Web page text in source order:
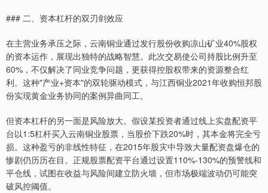
### 二、资本杠杆的双刃剑效应
在主营业务承压之际，云南铜业通过发行股份收购凉山矿业40%股权
的资本运作，展现出独特的战略智慧。此次交易使公司持股比例升至
60%，不仅解决了同业竞争问题，更获得控股权带来的资源整合红
利。这种"产业+资本"的双轮驱动模式，与江西铜业2021年收购恒邦股
份实现黄金业务协同的案例异曲同工。
但资本杠杆的另一面是风险放大。假设某投资者通过线上实盘配资平
台以1:5杠杆买入云南铜业股票，当股价下跌20%时，其本金将完全亏
损。这种盈亏的非线性特征，在2015年股灾中导致大量配资盘爆仓的
惨剧仍历历在目。正规股票配资平台通过设置110%-130%的预警线和
平仓线，试图在收益与风险间建立防火墙，但市场极端波动仍可能突
破风控阈值。